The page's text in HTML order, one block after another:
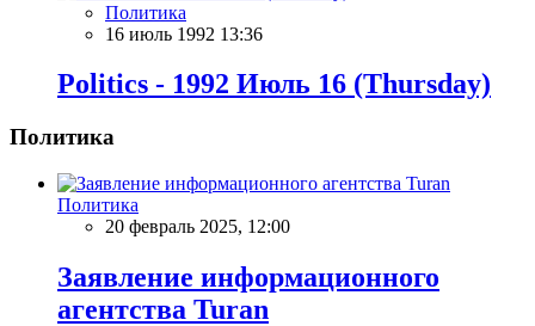
Политика
16 июль 1992 13:36
Politics - 1992 Июль 16 (Thursday)
Политика
Политика
20 февраль 2025, 12:00
Заявление информационного
агентства Turan